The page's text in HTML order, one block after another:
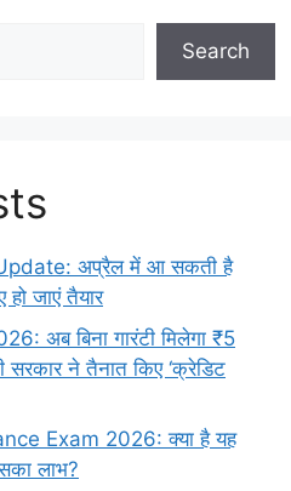
Search
अप्रैल में आ सकती है
जाएं तैयार
अब बिना गारंटी मिलेगा ₹5
सरकार ने तैनात किए ‘क्रेडिट
Exam 2026: क्या है यह
लाभ?